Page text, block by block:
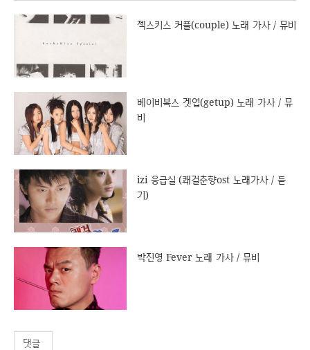
젝스키스 커플(couple) 노래 가사 / 뮤비
베이비복스 겟업(getup) 노래 가사 / 뮤
비
izi 응급실 (쾌걸춘향ost 노래가사 / 듣
기)
박진영 Fever 노래 가사 / 뮤비
댓글